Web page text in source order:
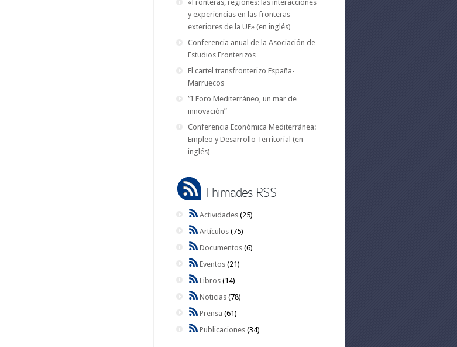
«Fronteras, regiones: las interacciones
y experiencias en las fronteras
exteriores de la UE» (en inglés)
Conferencia anual de la Asociación de
Estudios Fronterizos
El cartel transfronterizo España-
Marruecos
”I Foro Mediterráneo, un mar de
innovación”
Conferencia Económica Mediterránea:
Empleo y Desarrollo Territorial (en
inglés)
Fhimades RSS
Actividades (25)
Artículos (75)
Documentos (6)
Eventos (21)
Libros (14)
Noticias (78)
Prensa (61)
Publicaciones (34)